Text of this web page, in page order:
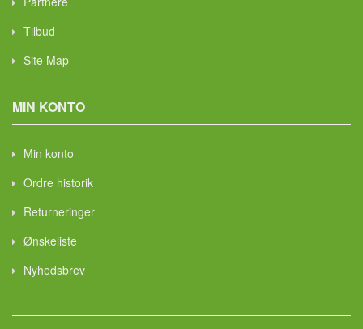
Tilbud
Site Map
MIN KONTO
Min konto
Ordre historik
Returneringer
Ønskeliste
Nyhedsbrev